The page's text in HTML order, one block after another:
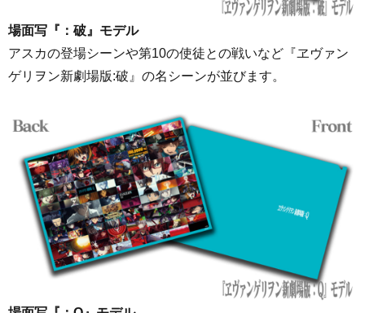
場面写『：破』モデル
アスカの登場シーンや第10の使徒との戦いなど『ヱヴァン
ゲリヲン新劇場版:破』の名シーンが並びます。